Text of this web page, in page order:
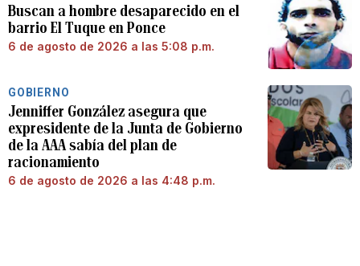
Buscan a hombre desaparecido en el
barrio El Tuque en Ponce
6 de agosto de 2026 a las 5:08 p.m.
GOBIERNO
Jenniffer González asegura que
expresidente de la Junta de Gobierno
de la AAA sabía del plan de
racionamiento
6 de agosto de 2026 a las 4:48 p.m.